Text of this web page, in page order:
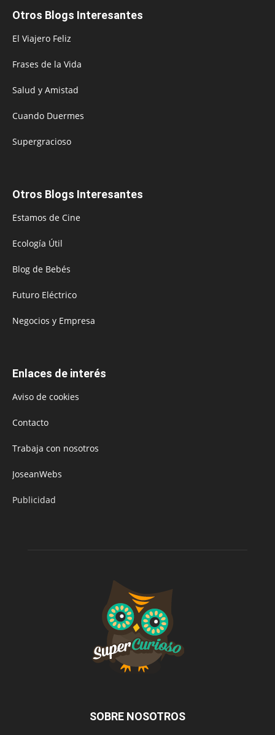
Otros Blogs Interesantes
El Viajero Feliz
Frases de la Vida
Salud y Amistad
Cuando Duermes
Supergracioso
Otros Blogs Interesantes
Estamos de Cine
Ecología Útil
Blog de Bebés
Futuro Eléctrico
Negocios y Empresa
Enlaces de interés
Aviso de cookies
Contacto
Trabaja con nosotros
JoseanWebs
Publicidad
SOBRE NOSOTROS